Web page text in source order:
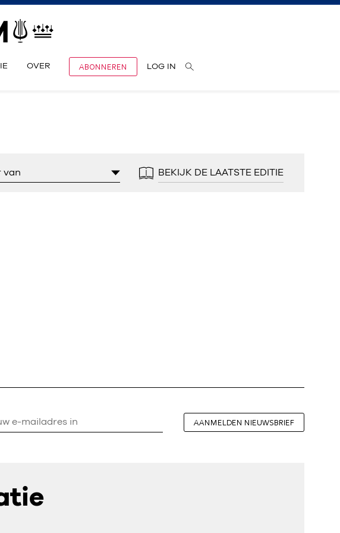
OVER ABONNEREN LOG IN
van BEKIJK DE LAATSTE EDITIE
AANMELDEN NIEUWSBRIEF